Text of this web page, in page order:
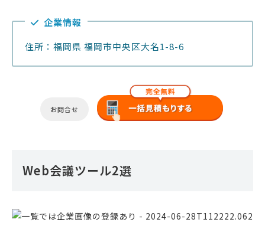
企業情報
住所：福岡県 福岡市中央区大名1-8-6
お問合せ
Web会議ツール2選